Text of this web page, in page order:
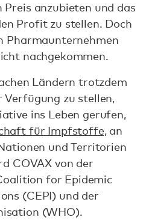
Preis anzubieten und das
Profit zu stellen. Doch
Pharmaunternehmen
nachgekommen.
Ländern trotzdem
zu stellen,
ins Leben gerufen,
für Impfstoffe,an
und Territorien
COVAX von der
for Epidemic
(CEPI) und der
(WHO).